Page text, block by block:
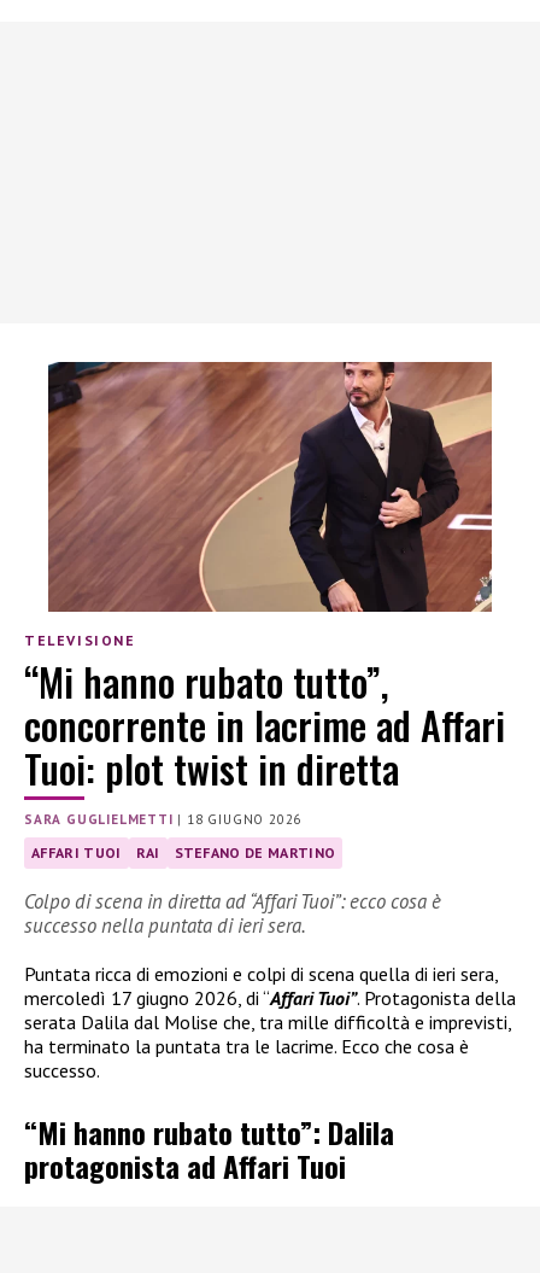
TELEVISIONE
“Mi hanno rubato tutto”,
concorrente in lacrime ad Affari
Tuoi: plot twist in diretta
SARA GUGLIELMETTI | 18 GIUGNO 2026
AFFARI TUOI RAI STEFANO DE MARTINO
Colpo di scena in diretta ad “Affari Tuoi”: ecco cosa è
successo nella puntata di ieri sera.
Puntata ricca di emozioni e colpi di scena quella di ieri sera,
mercoledì 17 giugno 2026, di “Affari Tuoi”. Protagonista della
serata Dalila dal Molise che, tra mille difficoltà e imprevisti,
ha terminato la puntata tra le lacrime. Ecco che cosa è
successo.
“Mi hanno rubato tutto”: Dalila
protagonista ad Affari Tuoi